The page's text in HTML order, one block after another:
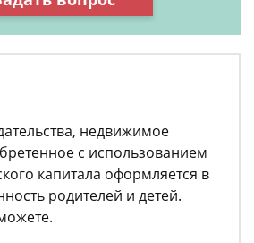
недвижимое
с использованием
капитала оформляется в
родителей и детей.